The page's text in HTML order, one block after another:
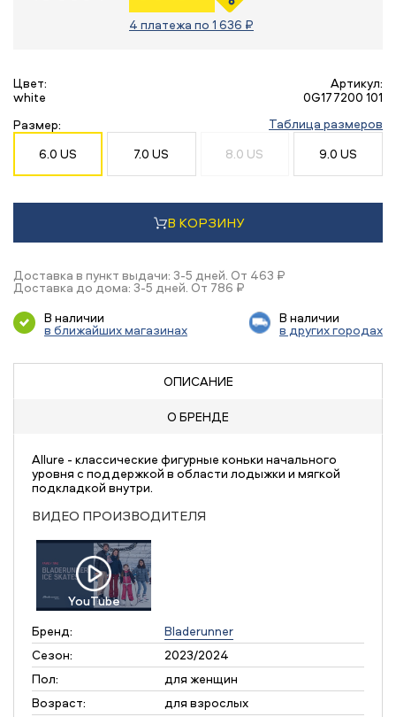
4 платежа по 1 636 ₽
Цвет:
white
Артикул:
0G177200 101
Размер:
Таблица размеров
6.0 US
7.0 US 8.0 US 9.0 US
В КОРЗИНУ
Доставка в пункт выдачи: 3-5 дней. От 463 ₽
Доставка до дома: 3-5 дней. От 786 ₽
В наличии
в ближайших магазинах
В наличии
в других городах
ОПИСАНИЕ
О БРЕНДЕ
Allure - классические фигурные коньки начального
уровня с поддержкой в области лодыжки и мягкой
подкладкой внутри.
ВИДЕО ПРОИЗВОДИТЕЛЯ
YouTube
Бренд:
Bladerunner
Сезон:
2023/2024
Пол:
для женщин
Возраст:
для взрослых